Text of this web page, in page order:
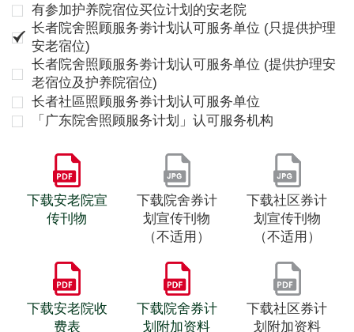
有参加护养院宿位买位计划的安老院
长者院舍照顾服务劵计划认可服务单位 (只提供护理
安老宿位)
长者院舍照顾服务劵计划认可服务单位 (提供护理安
老宿位及护养院宿位)
长者社區照顾服务券计划认可服务单位
「广东院舍照顾服务计划」认可服务机构
下载安老院宣
传刊物
下载院舍券计
划宣传刊物
（不适用）
下载社区券计
划宣传刊物
（不适用）
下载安老院收
费表
下载院舍券计
划附加资料
下载社区券计
划附加资料